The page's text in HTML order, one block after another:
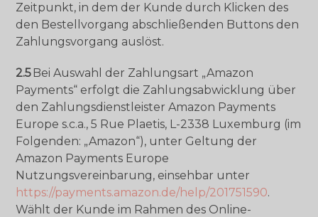
Zeitpunkt, in dem der Kunde durch Klicken des
den Bestellvorgang abschließenden Buttons den
Zahlungsvorgang auslöst.
2.5Bei Auswahl der Zahlungsart „Amazon
Payments“ erfolgt die Zahlungsabwicklung über
den Zahlungsdienstleister Amazon Payments
Europe s.c.a., 5 Rue Plaetis, L-2338 Luxemburg (im
Folgenden: „Amazon“), unter Geltung der
Amazon Payments Europe
Nutzungsvereinbarung, einsehbar unter
https://payments.amazon.de/help/201751590.
Wählt der Kunde im Rahmen des Online-